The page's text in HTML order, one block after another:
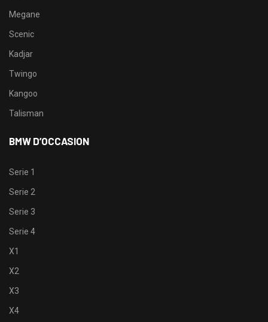
Megane
Scenic
Kadjar
Twingo
Kangoo
Talisman
BMW D’OCCASION
Serie 1
Serie 2
Serie 3
Serie 4
X1
X2
X3
X4